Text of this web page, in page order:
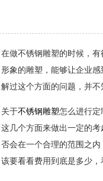
在做不锈钢雕塑的时候，
形象的雕塑，能够让企业
解过这个方面的问题，并
关于不锈钢雕塑怎么进行定
这几个方面来做出一定的
否会在一个合理的范围之
该要看看费用到底是多少